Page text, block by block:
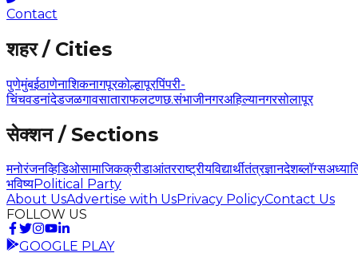
Contact
शहर / Cities
पुणेमुंबईठाणेनाशिकनागपूरकोल्हापूरपिंपरी-
चिंचवडनांदेडजळगावसाताराफलटणछ.संभाजीनगरअहिल्यानगरसोलापूर
सेक्शन / Sections
मनोरंजनव्हिडिओसामाजिकक्रीडाआंतरराष्ट्रीयविद्यार्थीतंत्रज्ञानदेशब्लॉग्स
भविष्यPolitical Party
About UsAdvertise with UsPrivacy PolicyContact Us
FOLLOW US
GOOGLE PLAY